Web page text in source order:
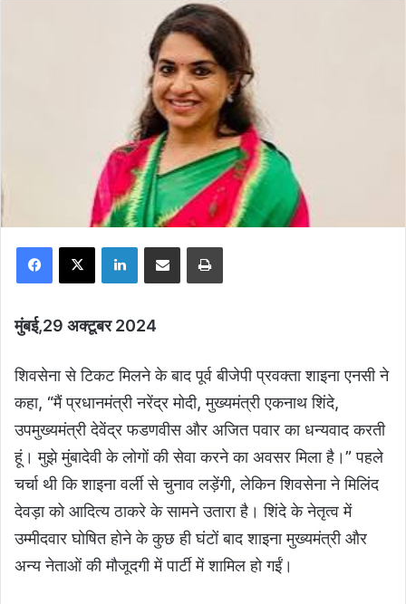
Facebook
X LinkedInShare via Email Print
मुंबई,29 अक्टूबर 2024
शिवसेना से टिकट मिलने के बाद पूर्व बीजेपी प्रवक्ता शाइना एनसी ने
कहा, “मैं प्रधानमंत्री नरेंद्र मोदी, मुख्यमंत्री एकनाथ शिंदे,
उपमुख्यमंत्री देवेंद्र फडणवीस और अजित पवार का धन्यवाद करती
हूं। मुझे मुंबादेवी के लोगों की सेवा करने का अवसर मिला है।” पहले
चर्चा थी कि शाइना वर्ली से चुनाव लड़ेंगी, लेकिन शिवसेना ने मिलिंद
देवड़ा को आदित्य ठाकरे के सामने उतारा है। शिंदे के नेतृत्व में
उम्मीदवार घोषित होने के कुछ ही घंटों बाद शाइना मुख्यमंत्री और
अन्य नेताओं की मौजूदगी में पार्टी में शामिल हो गईं।